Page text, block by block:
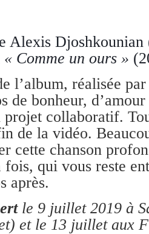
Alexis
« Comme un ours »
l’album, réalisée
de bonheur,
projet collaboratif.
de la vidéo.
cette chanson
fois, qui vous reste
après.
le 9 juillet 2019 à
et le 13 juillet aux